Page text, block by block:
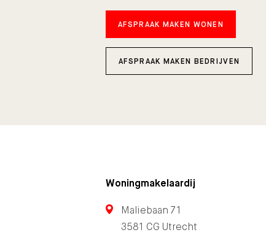
AFSPRAAK MAKEN WONEN
AFSPRAAK MAKEN BEDRIJVEN
Woningmakelaardij
Maliebaan 71
3581 CG Utrecht